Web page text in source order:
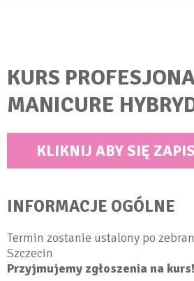
KURS
MANICURE
KLIKNIJ ABY SIĘ
INFORMACJE OGÓLNE
Termin zostanie ustalony po
Szczecin
Przyjmujemy zgłoszenia na kurs!